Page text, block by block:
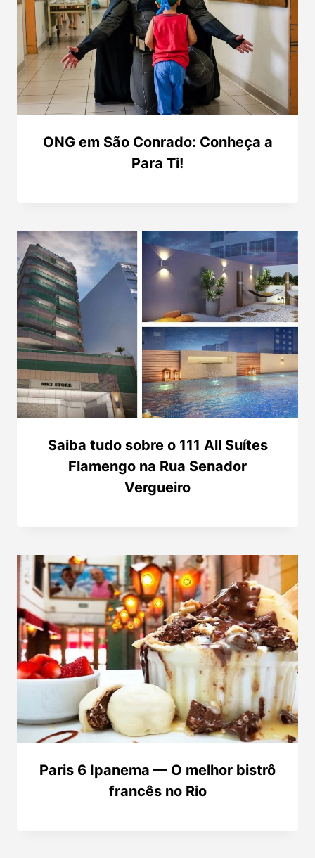
ONG em São Conrado: Conheça a
Para Ti!
Saiba tudo sobre o 111 All Suítes
Flamengo na Rua Senador
Vergueiro
Paris 6 Ipanema — O melhor bistrô
francês no Rio